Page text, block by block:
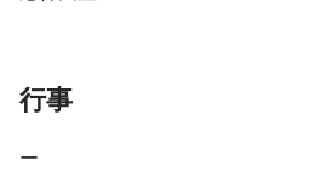
行事
ー